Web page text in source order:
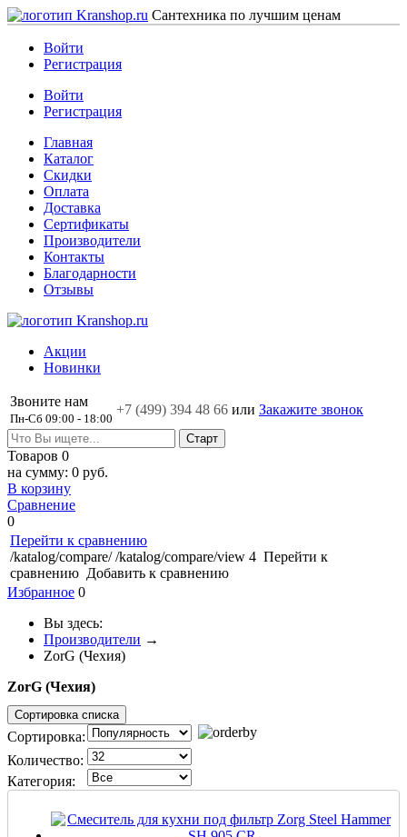
Сантехника по лучшим ценам
Войти
Регистрация
Войти
Регистрация
Главная
Каталог
Скидки
Оплата
Доставка
Сертификаты
Производители
Контакты
Благодарности
Отзывы
Акции
Новинки
Звоните нам
Пн-Сб 09:00 - 18:00
+7 (499) 394 48 66 или Закажите звонок
Товаров 0
на сумму: 0 руб.
В корзину
Сравнение
0
Перейти к сравнению
/katalog/compare/ /katalog/compare/view 4 Перейти к
сравнению Добавить к сравнению
Избранное 0
Вы здесь:
Производители →
ZorG (Чехия)
ZorG (Чехия)
Сортировка списка
Сортировка:
Количество:
Категория: